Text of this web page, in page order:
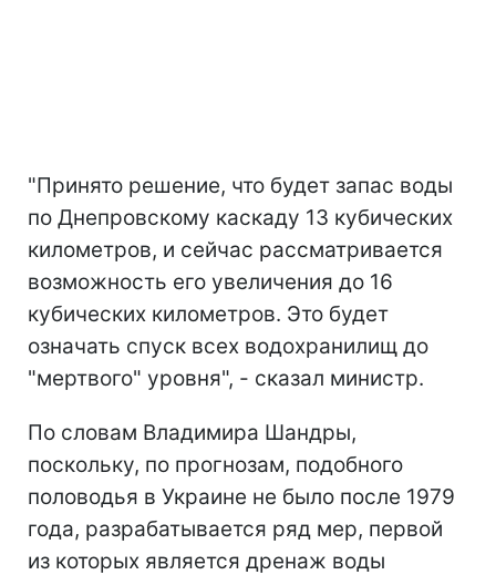
"Принято решение, что будет запас воды
по Днепровскому каскаду 13 кубических
километров, и сейчас рассматривается
возможность его увеличения до 16
кубических километров. Это будет
означать спуск всех водохранилищ до
"мертвого" уровня", - сказал министр.
По словам Владимира Шандры,
поскольку, по прогнозам, подобного
половодья в Украине не было после 1979
года, разрабатывается ряд мер, первой
из которых является дренаж воды